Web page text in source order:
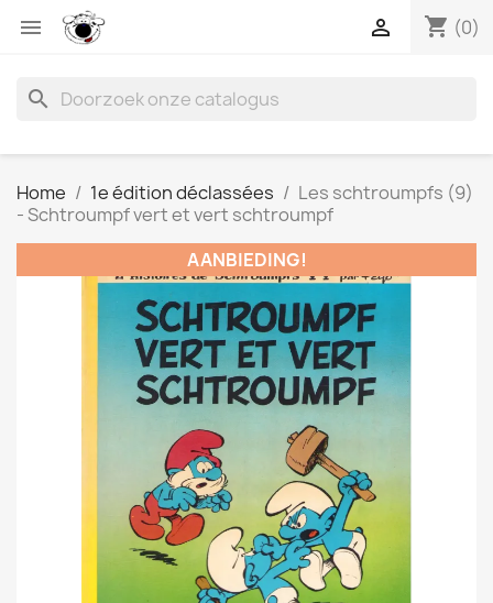
 shopping_cart (0)

search
Home 1e édition déclassées
Les schtroumpfs (9)
- Schtroumpf vert et vert schtroumpf
AANBIEDING!